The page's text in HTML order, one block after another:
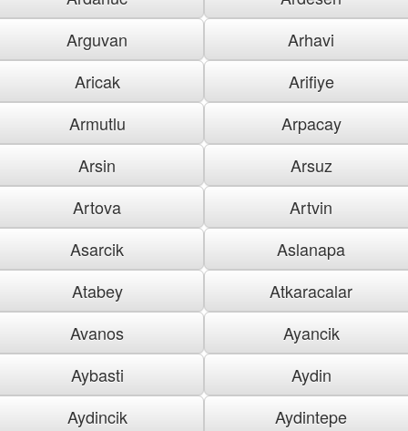
Arguvan
Arhavi
Aricak
Arifiye
Armutlu
Arpacay
Arsin
Arsuz
Artova
Artvin
Asarcik
Aslanapa
Atabey
Atkaracalar
Avanos
Ayancik
Aybasti
Aydin
Aydincik
Aydintepe